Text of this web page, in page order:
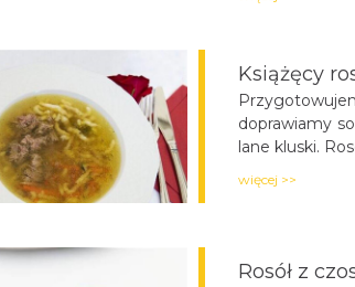
Książęcy
doprawiamy
lane kluski.
więcej >>
Rosół z